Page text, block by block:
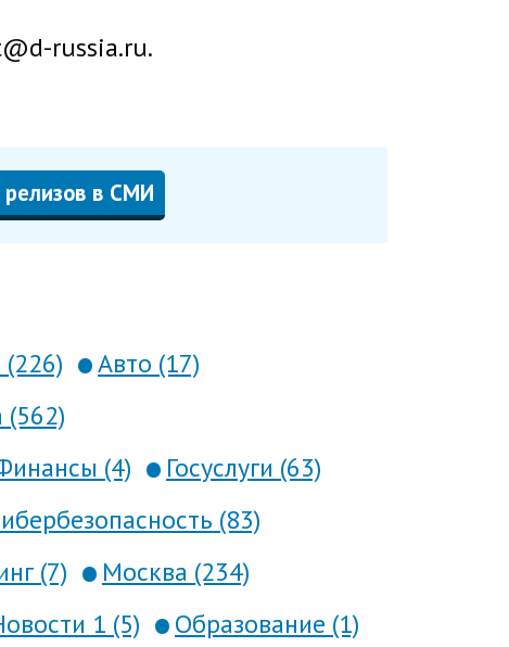
russia.ru.
релизов в СМИ
Авто (17)
(4)
Госуслуги (63)
(83)
(7)
Москва (234)
1 (5) Образование (1)